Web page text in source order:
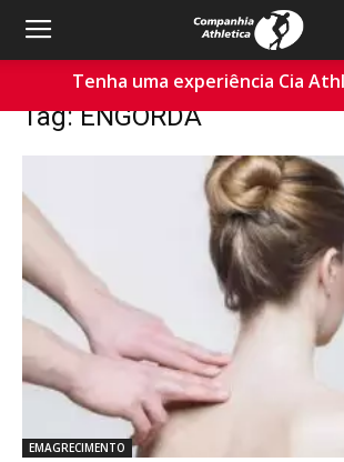
Tenha uma experiência Cia
Tags ENGORDA
Tag: ENGORDA
EMAGRECIMENTO